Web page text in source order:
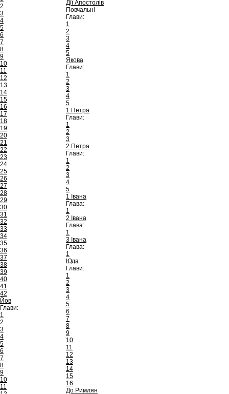
2
3
4
5
6
7
8
9
10
11
12
13
14
15
16
17
18
19
20
21
22
23
24
25
26
27
28
29
30
31
32
33
34
35
36
37
38
39
40
41
42
Йов
Глави:
1
2
3
4
5
6
7
8
9
10
11
Дії Апостолів
Повчальні
Глави:
1
2
3
4
5
Якова
Глави:
1
2
3
4
5
1 Петра
Глави:
1
2
3
2 Петра
Глави:
1
2
3
4
5
1 Івана
Глава:
1
2 Івана
Глава:
1
3 Івана
Глава:
1
Юда
Глави:
1
2
3
4
5
6
7
8
9
10
11
12
13
14
15
16
До Римлян